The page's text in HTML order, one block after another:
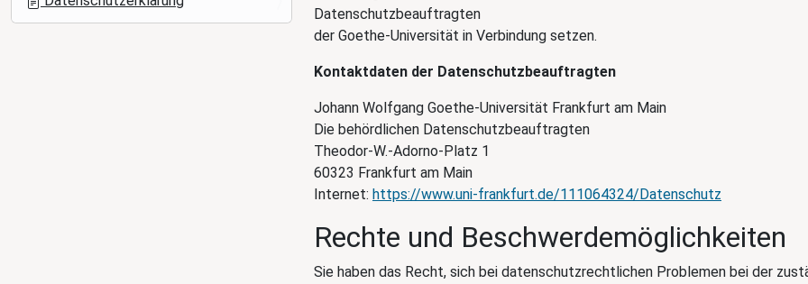
Datenschutzbeauftragten
der Goethe-Universität in Verbindung setzen.
Kontaktdaten der Datenschutzbeauftragten
Johann Wolfgang Goethe-Universität Frankfurt am Main
Die behördlichen Datenschutzbeauftragten
Theodor-W.-Adorno-Platz 1
60323 Frankfurt am Main
Internet: https://www.uni-frankfurt.de/111064324/Datenschutz
Rechte und Beschwerdemöglichkeiten
Sie haben das Recht, sich bei datenschutzrechtlichen Problemen bei der